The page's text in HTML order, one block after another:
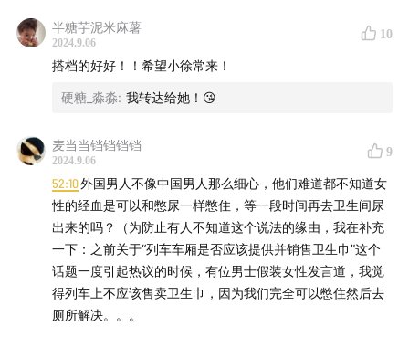
多方走访调查，终于找到一个物证将男人逮捕。
01:07:05—01:12:23
男人死不认罪，竟找辩护律师为自己开
脱罪行……
01:12:35—01:13:14影视剧推荐环节
| 参考资料 |
Dave Tronnes Murder Interrogation
FL v. David Tronnes: Bathtub Murder Trial
How detectives uncovered Florida woman's murder
了是一个不间断施工的家，那么施工人员是否就会比较自如
的出入;最后一个例子，司桐有卖个关子说发现了不应该出现
的设定预期中。虽然我还没有听完，我也不知道丈夫到底是
觉。
再次强调，以上仅仅代表个人观点，真心希望司桐节目越做
越好，仅从罪案播客粉丝的角度发表一些感受，希望司桐不
要介意哦！求轻喷(求生欲爆棚)😳
半糖芋泥米麻薯
2024.9.06
10
搭档的好好！！希望小徐常来！
硬糖_淼淼: 我转达给她！😘
麦当当铛铛铛铛
2024.9.06
9
52:10外国男人不像中国男人那么细心，他们难道都不知道女
性的经血是可以和憋尿一样憋住，等一段时间再去卫生间尿
出来的吗？（为防止有人不知道这个说法的缘由，我在补充
一下：之前关于“列车车厢是否应该提供并销售卫生巾”这个
话题一度引起热议的时候，有位男士假装女性发言道，我觉
得列车上不应该售卖卫生巾，因为我们完全可以憋住然后去
厕所解决。。。